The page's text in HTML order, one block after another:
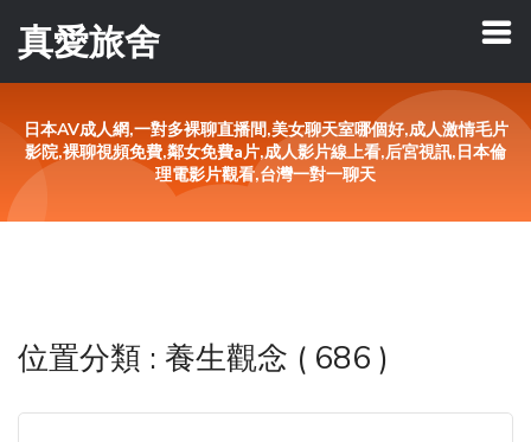
真愛旅舍
日本AV成人網,一對多裸聊直播間,美女聊天室哪個好,成人激情毛片
影院,裸聊視頻免費,鄰女免費a片,成人影片線上看,后宮視訊,日本倫
理電影片觀看,台灣一對一聊天
位置分類 : 養生觀念 ( 686 )